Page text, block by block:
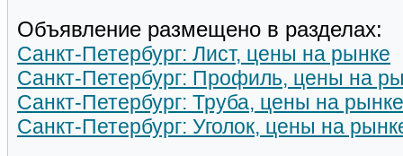
Объявление размещено в разделах:
Санкт-Петербург: Лист, цены на рынке
Санкт-Петербург: Профиль, цены на
Санкт-Петербург: Труба, цены на рынке
Санкт-Петербург: Уголок, цены на